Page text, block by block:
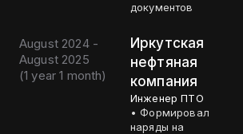
документов
August 2024 -
August 2025
(1 year 1 month)
Иркутская
нефтяная
компания
Инженер ПТО
• Формировал
наряды на